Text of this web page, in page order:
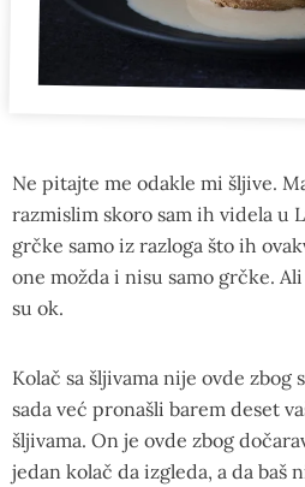
Ne pitajte me odakle mi šljive.
razmislim skoro sam ih videla u
grčke samo iz razloga što ih
one možda i nisu samo grčke.
su ok.
Kolač sa šljivama nije ovde zbog
sada već pronašli barem deset
šljivama. On je ovde zbog
jedan kolač da izgleda, a da baš